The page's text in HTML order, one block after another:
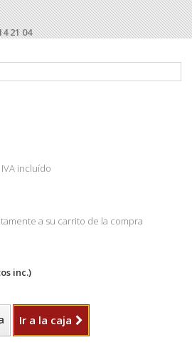
21 04
incluído
a su carrito de la compra
inc.)
Ir a la caja